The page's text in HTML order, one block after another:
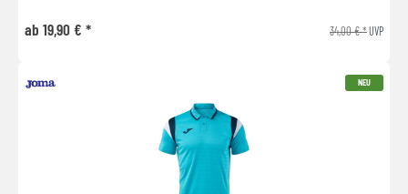
ab 19,90 € * 34,00 € *UVP
NEU